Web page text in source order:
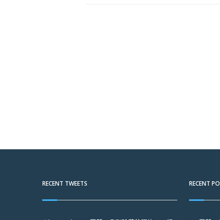
RECENT TWEETS RECENT